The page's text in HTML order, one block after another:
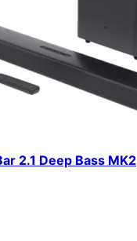
2.1 Deep Bass MK2